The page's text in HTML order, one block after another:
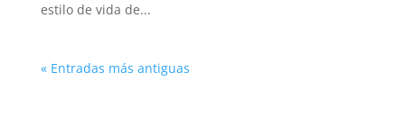
estilo de vida de...
« Entradas más antiguas